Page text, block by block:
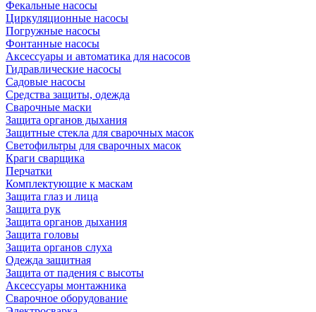
Фекальные насосы
Циркуляционные насосы
Погружные насосы
Фонтанные насосы
Аксессуары и автоматика для насосов
Гидравлические насосы
Садовые насосы
Средства защиты, одежда
Сварочные маски
Защита органов дыхания
Защитные стекла для сварочных масок
Светофильтры для сварочных масок
Краги сварщика
Перчатки
Комплектующие к маскам
Защита глаз и лица
Защита рук
Защита органов дыхания
Защита головы
Защита органов слуха
Одежда защитная
Защита от падения с высоты
Аксессуары монтажника
Сварочное оборудование